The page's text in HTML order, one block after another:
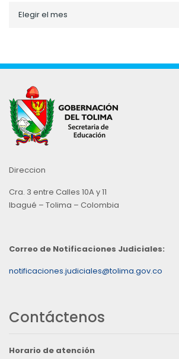
porElegir el mes
Direccion
Cra. 3 entre Calles 10A y 11
Ibagué – Tolima – Colombia
Correo de Notificaciones Judiciales:
notificaciones.judiciales@tolima.gov.co
Contáctenos
Horario de atención